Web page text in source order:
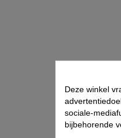
Deze winkel
sociale-
bijbehorende